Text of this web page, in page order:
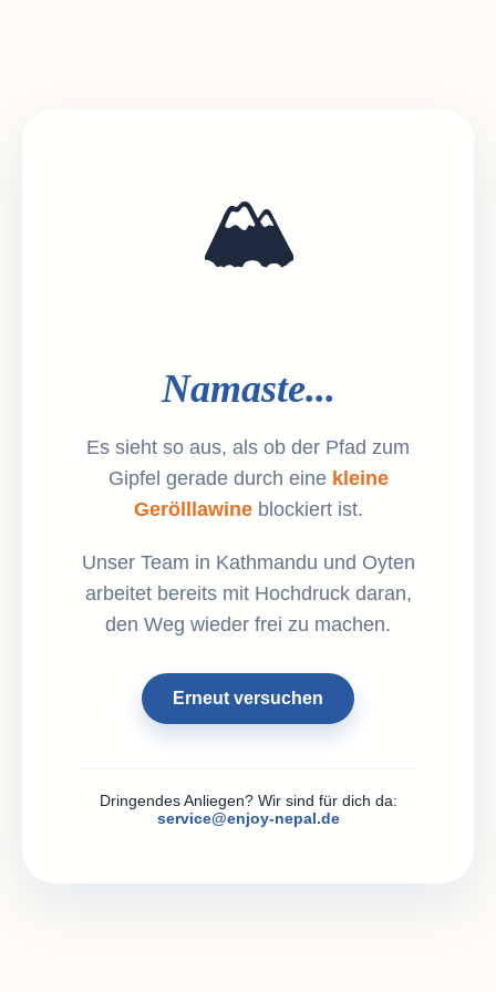
🏔️
Namaste...
Es sieht so aus, als ob der Pfad zum
Gipfel gerade durch eine kleine
Gerölllawineblockiert ist.
Unser Team in Kathmandu und Oyten
arbeitet bereits mit Hochdruck daran,
den Weg wieder frei zu machen.
Erneut versuchen
Dringendes Anliegen? Wir sind für dich da:
service@enjoy-nepal.de